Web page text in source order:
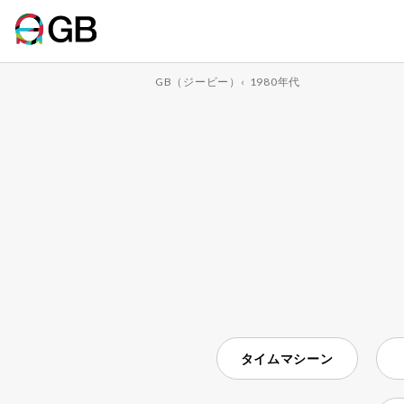
GB（ジービー） ‹ 1980年代
タイムマシーン